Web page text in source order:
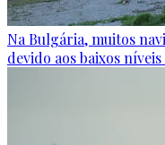
Na Bulgária, muitos
devido aos baixos níveis